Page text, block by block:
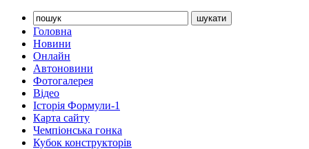
Головна
Новини
Онлайн
Автоновини
Фотогалерея
Відео
Історія Формули-1
Карта сайту
Чемпіонська гонка
Кубок конструкторів